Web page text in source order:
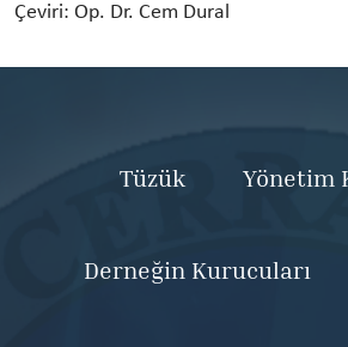
Çeviri: Op. Dr. Cem Dural
Tüzük Yönetim
Derneğin Kurucuları